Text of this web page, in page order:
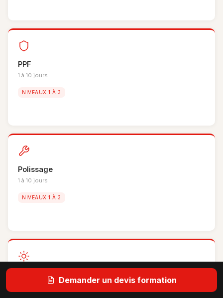
PPF
1 à 10 jours
NIVEAUX 1 À 3
Polissage
1 à 10 jours
NIVEAUX 1 À 3
Vitres teintées
Demander un devis formation